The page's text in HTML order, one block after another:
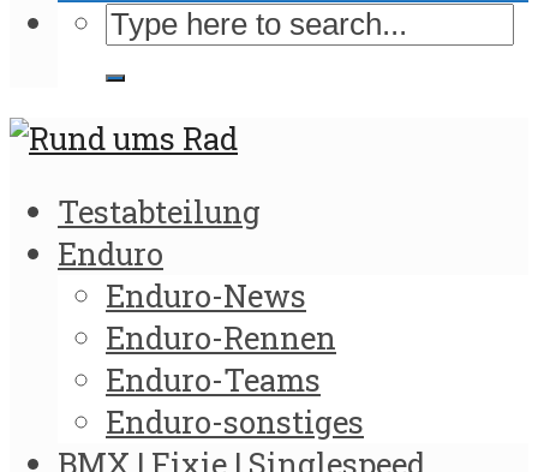
Testabteilung
Enduro
Enduro-News
Enduro-Rennen
Enduro-Teams
Enduro-sonstiges
BMX | Fixie | Singlespeed